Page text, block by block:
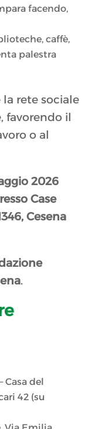
facendo,
caffè,
palestra
la rete sociale
favorendo il
o al
2026
Case
Cesena
.
Casa del
42 (su